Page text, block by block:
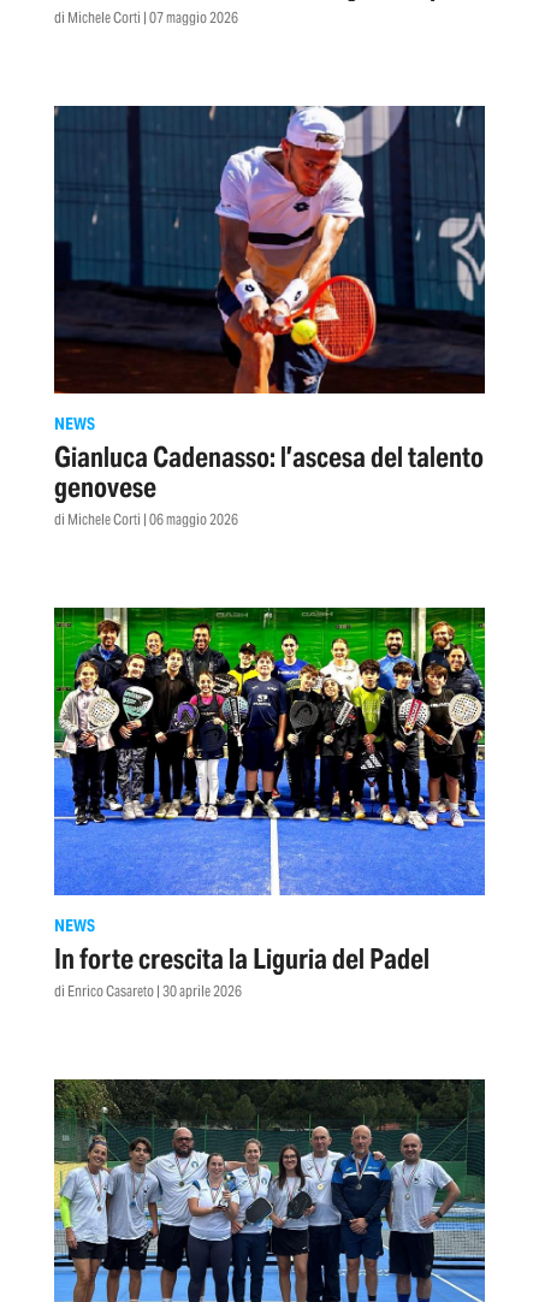
Padel Cup
di Michele Corti | 07 maggio 2026
NEWS
Gianluca Cadenasso: l’ascesa del talento
genovese
di Michele Corti | 06 maggio 2026
NEWS
In forte crescita la Liguria del Padel
di Enrico Casareto | 30 aprile 2026